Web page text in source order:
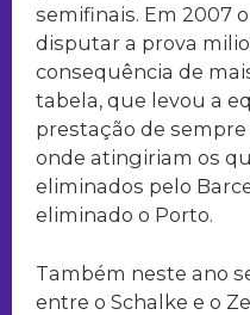
semifinais. Em 2007
disputar a prova
consequência de
tabela, que levou a
prestação de sempre
onde atingiriam os
eliminados pelo
eliminado o Porto.
Também neste ano
entre o Schalke e o